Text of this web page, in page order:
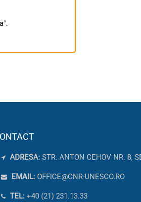
ADRESA: STR. ANTON CEHOV NR. 8,
EMAIL: OFFICE@CNR-UNESCO.RO
TEL: +40 (21) 231.13.33